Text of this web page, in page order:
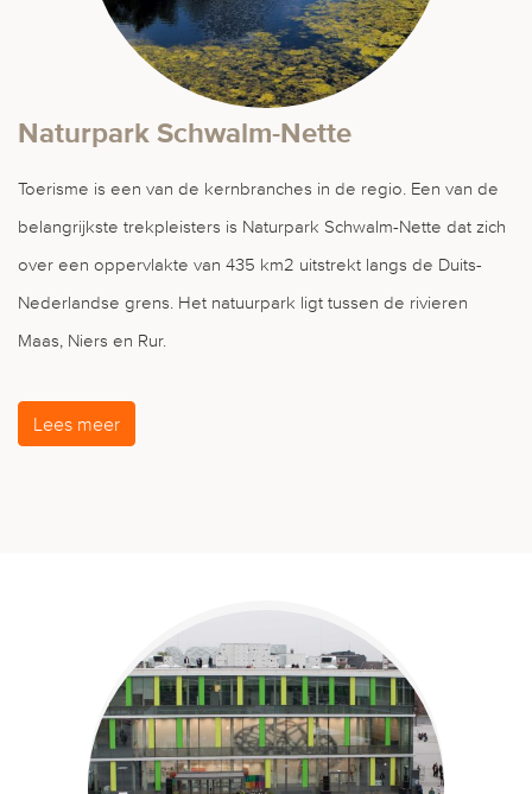
Naturpark Schwalm-Nette
Toerisme is een van de kernbranches in de regio. Een van de
belangrijkste trekpleisters is Naturpark Schwalm-Nette dat zich
over een oppervlakte van 435 km2 uitstrekt langs de Duits-
Nederlandse grens. Het natuurpark ligt tussen de rivieren
Maas, Niers en Rur.
Lees meer